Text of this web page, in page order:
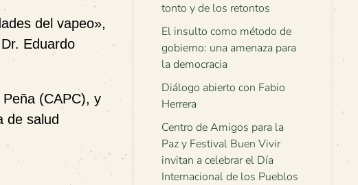
del vapeo»,
Eduardo
(CAPC), y
de salud
tonto y de los retontos
El insulto como método de
gobierno: una amenaza para
la democracia
Diálogo abierto con Fabio
Herrera
Centro de Amigos para la
Paz y Festival Buen Vivir
invitan a celebrar el Día
Internacional de los Pueblos